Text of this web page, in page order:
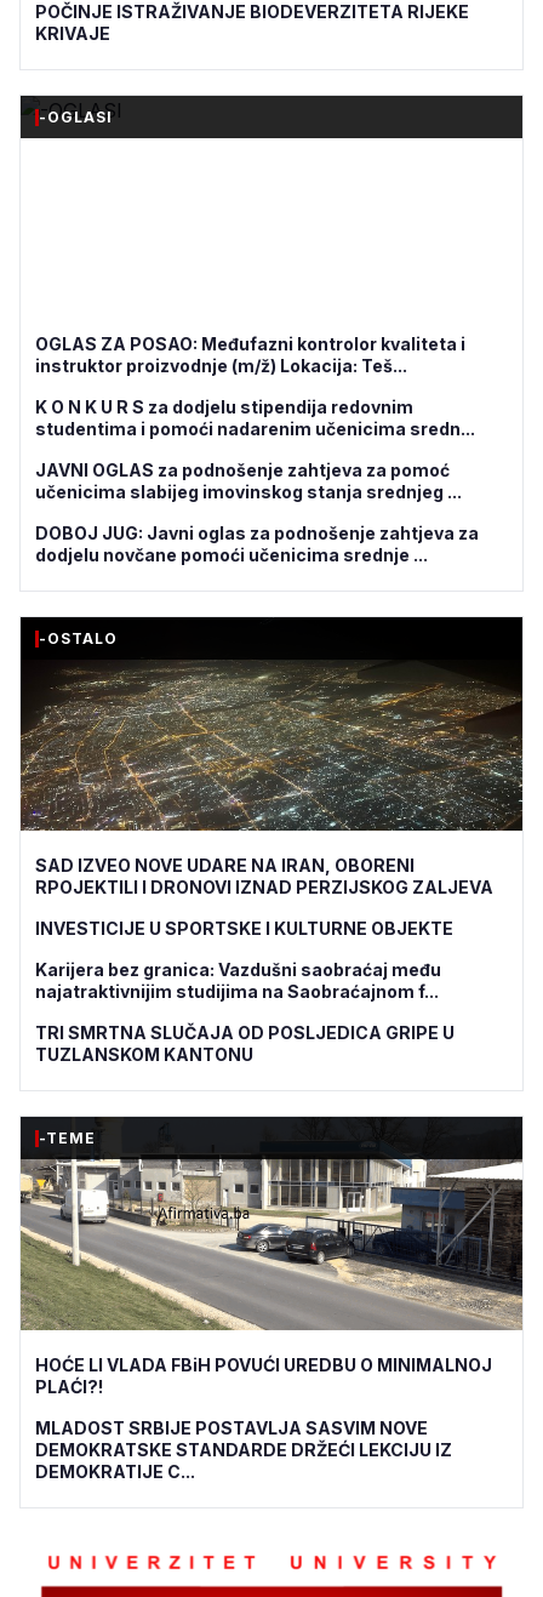
POČINJE ISTRAŽIVANJE BIODEVERZITETA RIJEKE
KRIVAJE
-OGLASI
OGLAS ZA POSAO: Međufazni kontrolor kvaliteta i
instruktor proizvodnje (m/ž) Lokacija: Teš...
K O N K U R S za dodjelu stipendija redovnim
studentima i pomoći nadarenim učenicima sredn...
JAVNI OGLAS za podnošenje zahtjeva za pomoć
učenicima slabijeg imovinskog stanja srednjeg ...
DOBOJ JUG: Javni oglas za podnošenje zahtjeva za
dodjelu novčane pomoći učenicima srednje ...
-OSTALO
SAD IZVEO NOVE UDARE NA IRAN, OBORENI
RPOJEKTILI I DRONOVI IZNAD PERZIJSKOG ZALJEVA
INVESTICIJE U SPORTSKE I KULTURNE OBJEKTE
Karijera bez granica: Vazdušni saobraćaj među
najatraktivnijim studijima na Saobraćajnom f...
TRI SMRTNA SLUČAJA OD POSLJEDICA GRIPE U
TUZLANSKOM KANTONU
-TEME
HOĆE LI VLADA FBiH POVUĆI UREDBU O MINIMALNOJ
PLAĆI?!
MLADOST SRBIJE POSTAVLJA SASVIM NOVE
DEMOKRATSKE STANDARDE DRŽEĆI LEKCIJU IZ
DEMOKRATIJE C...